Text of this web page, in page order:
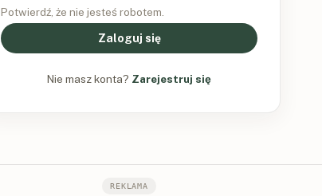
Potwierdź, że nie jesteś robotem.
Zaloguj się
Nie masz konta? Zarejestruj się
REKLAMA